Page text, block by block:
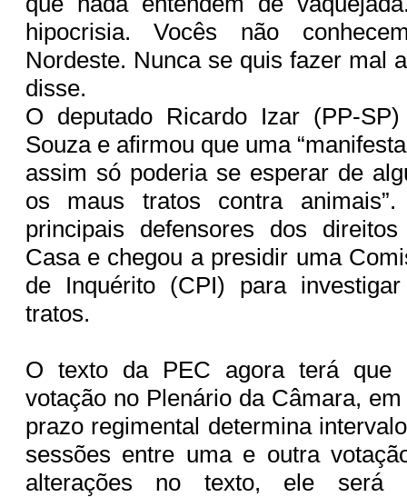
hipocrisia. Vocês não
Nordeste. Nunca se quis fazer mal
disse.
O deputado Ricardo Izar (PP-
Souza e afirmou que uma
assim só poderia se esperar de
os maus tratos contra
principais defensores dos
Casa e chegou a presidir uma
de Inquérito (CPI) para
tratos.
O texto da PEC agora terá que
votação no Plenário da Câmara,
prazo regimental determina
sessões entre uma e outra
alterações no texto, ele será